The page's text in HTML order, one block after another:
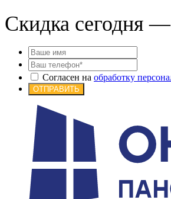
Скидка сегодня
Согласен на обработку
ОТПРАВИТЬ